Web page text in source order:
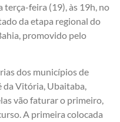
terça-feira (19), às 19h, no
da etapa regional do
promovido pelo
dos municípios de
da Vitória, Ubaitaba,
vão faturar o primeiro,
A primeira colocada